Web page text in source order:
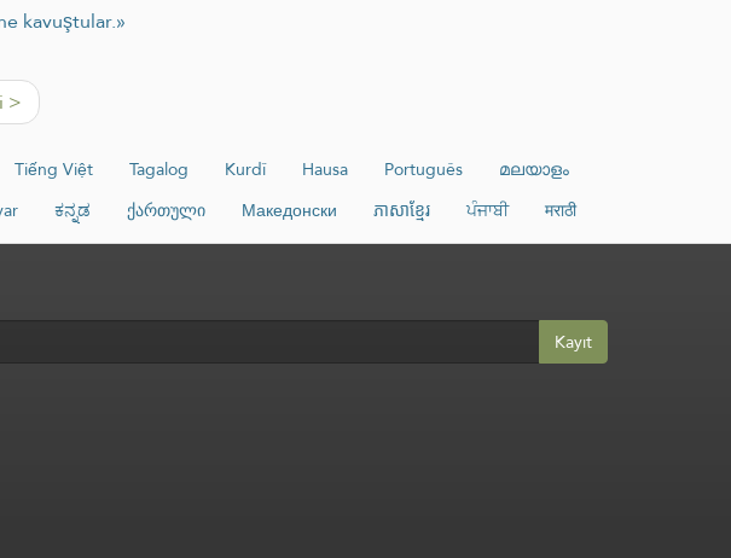
kavuştular.»
>
Tiếng Việt Tagalog Kurdî Hausa Português
മലയാളം
ಕನ್ನಡ ქართული Македонски ភាសាខ្មែរ ਪੰਜਾਬੀ मराठी
Kayıt